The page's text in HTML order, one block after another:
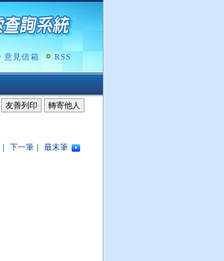
意見信箱 RSS
友善列印 轉寄他人
｜ 下一筆 ｜ 最末筆